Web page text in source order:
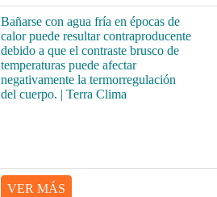
Bañarse con agua fría en épocas de
calor puede resultar contraproducente
debido a que el contraste brusco de
temperaturas puede afectar
negativamente la termorregulación
del cuerpo. | Terra Clima
VER MÁS